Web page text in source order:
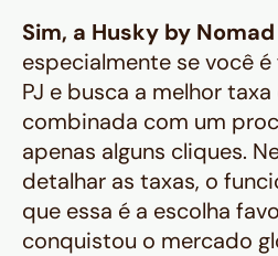
Sim, a Husky by
especialmente se você é
PJ e busca a melhor
combinada com um
apenas alguns cliques.
detalhar as taxas, o
que essa é a escolha
conquistou o mercado